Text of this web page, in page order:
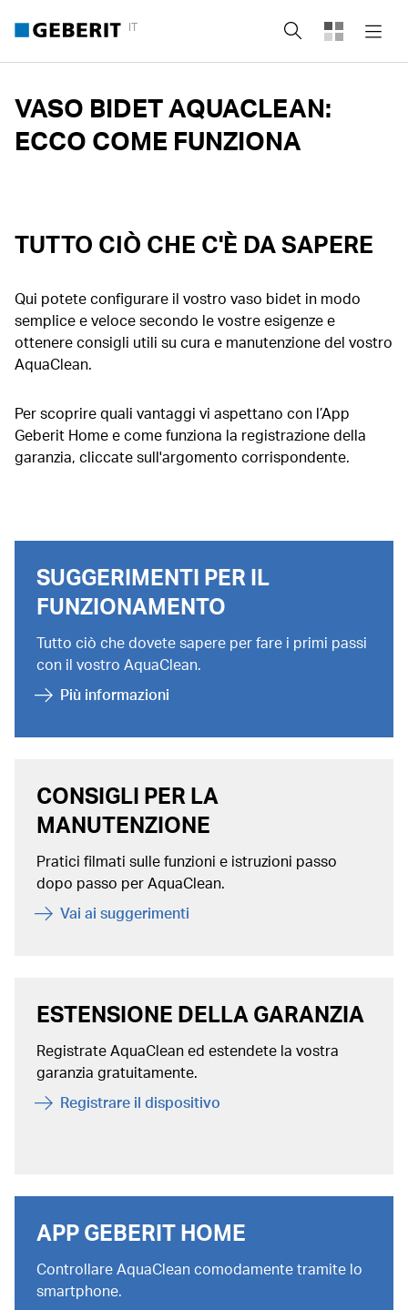
IT Cerca
VASO BIDET AQUACLEAN:
ECCO COME FUNZIONA
TUTTO CIÒ CHE C'È DA SAPERE
Qui potete configurare il vostro vaso bidet in modo
semplice e veloce secondo le vostre esigenze e
ottenere consigli utili su cura e manutenzione del vostro
AquaClean.
Per scoprire quali vantaggi vi aspettano con l’App
Geberit Home e come funziona la registrazione della
garanzia, cliccate sull'argomento corrispondente.
SUGGERIMENTI PER IL
FUNZIONAMENTO
Tutto ciò che dovete sapere per fare i primi passi
con il vostro AquaClean.
Più informazioni
CONSIGLI PER LA
MANUTENZIONE
Pratici filmati sulle funzioni e istruzioni passo
dopo passo per AquaClean.
Vai ai suggerimenti
ESTENSIONE DELLA GARANZIA
Registrate AquaClean ed estendete la vostra
garanzia gratuitamente.
Registrare il dispositivo
APP GEBERIT HOME
Controllare AquaClean comodamente tramite lo
smartphone.